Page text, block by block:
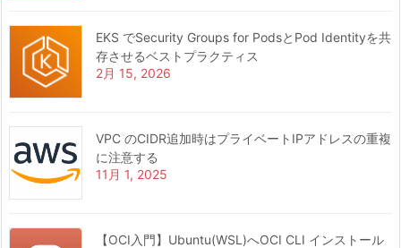
EKS でSecurity Groups for PodsとPod Identityを共
存させるベストプラクティス
2月 15, 2026
VPC のCIDR追加時はプライベートIPアドレスの重複
に注意する
11月 1, 2025
【OCI入門】Ubuntu(WSL)へOCI CLI インストール